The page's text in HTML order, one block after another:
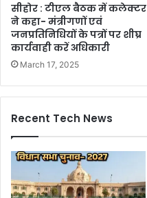
सीहोर : टीएल बैठक में कलेक्टर
ने कहा- मंत्रीगणों एवं
जनप्रतिनिधियों के पत्रों पर शीघ्र
कार्यवाही करें अधिकारी
March 17, 2025
Recent Tech News